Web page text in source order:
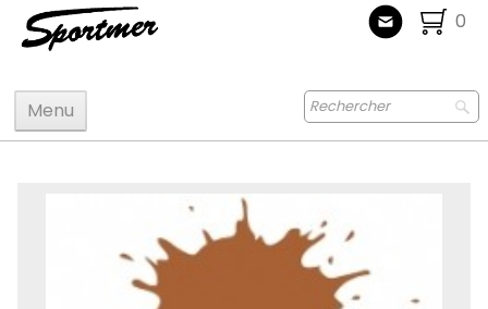
0
Menu
Accastillage accessoires